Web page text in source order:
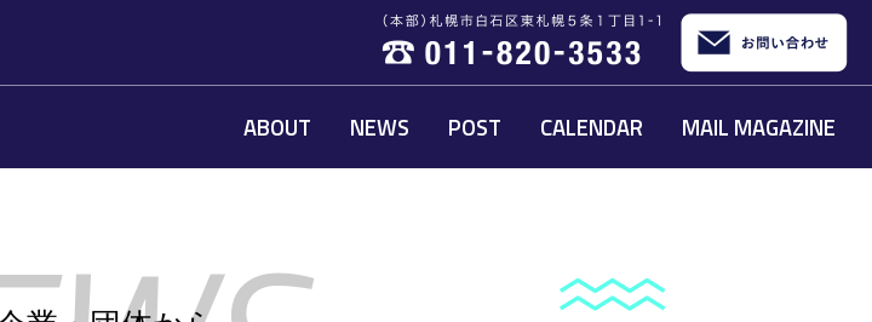
ABOUT NEWS POST CALENDAR MAIL MAGAZINE